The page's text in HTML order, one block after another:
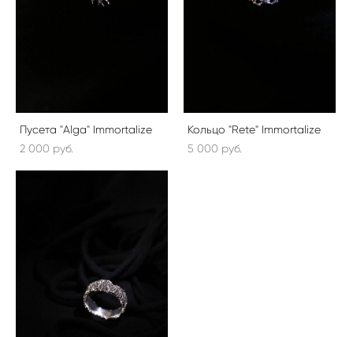
Пусета "Alga" Immortalize
2 000 pуб.
Кольцо "Rete" Immortalize
5 000 pуб.